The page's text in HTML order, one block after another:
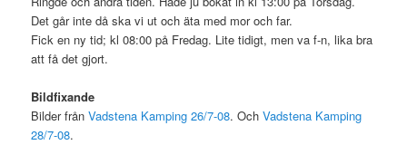
Det går inte då ska vi ut och äta med mor och far.
Fick en ny tid; kl 08:00 på Fredag. Lite tidigt, men va f-n, lika bra
att få det gjort.
Bildfixande
Bilder frånVadstena Kamping 26/7-08. OchVadstena Kamping
28/7-08.